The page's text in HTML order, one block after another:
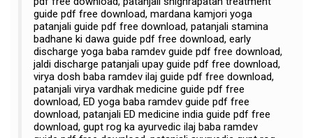
guide pdf free download, mardana kamjori yoga
patanjali guide pdf free download, patanjali stamina
badhane ki dawa guide pdf free download, early
discharge yoga baba ramdev guide pdf free download,
jaldi discharge patanjali upay guide pdf free download,
virya dosh baba ramdev ilaj guide pdf free download,
patanjali virya vardhak medicine guide pdf free
download, ED yoga baba ramdev guide pdf free
download, patanjali ED medicine india guide pdf free
download, gupt rog ka ayurvedic ilaj baba ramdev